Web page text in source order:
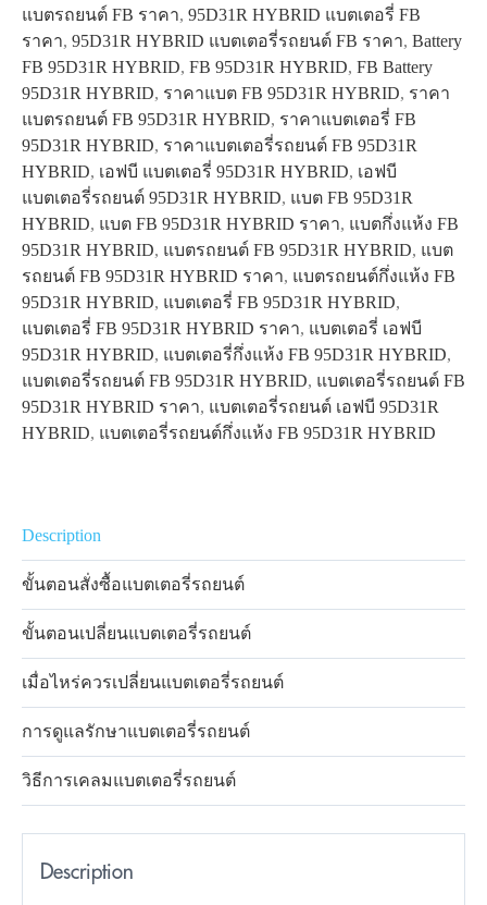
แบตรถยนต์ FB ราคา, 95D31R HYBRID แบตเตอรี่ FB
ราคา, 95D31R HYBRID แบตเตอรี่รถยนต์ FB ราคา, Battery
FB 95D31R HYBRID, FB 95D31R HYBRID, FB Battery
95D31R HYBRID, ราคาแบต FB 95D31R HYBRID, ราคา
แบตรถยนต์ FB 95D31R HYBRID, ราคาแบตเตอรี่ FB
95D31R HYBRID, ราคาแบตเตอรี่รถยนต์ FB 95D31R
HYBRID, เอฟบี แบตเตอรี่ 95D31R HYBRID, เอฟบี
แบตเตอรี่รถยนต์ 95D31R HYBRID, แบต FB 95D31R
HYBRID, แบต FB 95D31R HYBRID ราคา, แบตกึ่งแห้ง FB
95D31R HYBRID, แบตรถยนต์ FB 95D31R HYBRID, แบต
รถยนต์ FB 95D31R HYBRID ราคา, แบตรถยนต์กึ่งแห้ง FB
95D31R HYBRID, แบตเตอรี่ FB 95D31R HYBRID,
แบตเตอรี่ FB 95D31R HYBRID ราคา, แบตเตอรี่ เอฟบี
95D31R HYBRID, แบตเตอรี่กึ่งแห้ง FB 95D31R HYBRID,
แบตเตอรี่รถยนต์ FB 95D31R HYBRID, แบตเตอรี่รถยนต์ FB
95D31R HYBRID ราคา, แบตเตอรี่รถยนต์ เอฟบี 95D31R
HYBRID, แบตเตอรี่รถยนต์กึ่งแห้ง FB 95D31R HYBRID
Description
ขั้นตอนสั่งซื้อแบตเตอรี่รถยนต์
ขั้นตอนเปลี่ยนแบตเตอรี่รถยนต์
เมื่อไหร่ควรเปลี่ยนแบตเตอรี่รถยนต์
การดูแลรักษาแบตเตอรี่รถยนต์
วิธีการเคลมแบตเตอรี่รถยนต์
Description